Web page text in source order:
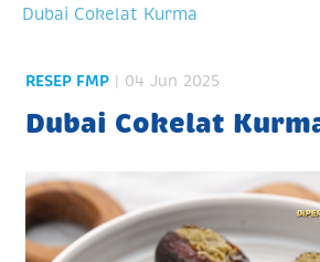
Dubai Cokelat Kurma
RESEP FMP | 04 Jun 2025
Dubai Cokelat